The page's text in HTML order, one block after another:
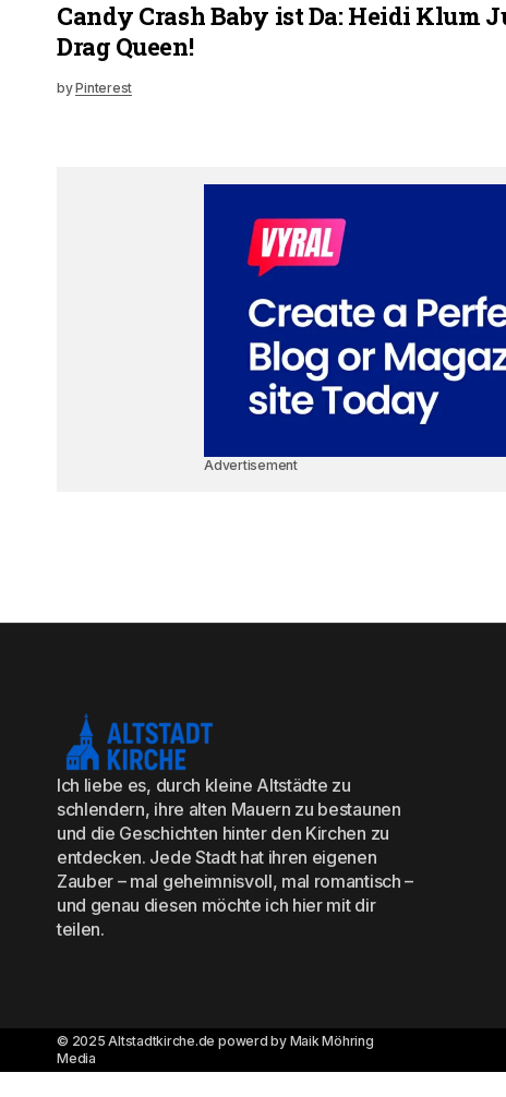
Candy Crash Baby ist Da: Heidi Klum
Drag Queen!
byPinterest
Advertisement
Ich liebe es, durch kleine Altstädte zu
schlendern, ihre alten Mauern zu bestaunen
und die Geschichten hinter den Kirchen zu
entdecken. Jede Stadt hat ihren eigenen
Zauber – mal geheimnisvoll, mal romantisch –
und genau diesen möchte ich hier mit dir
teilen.
© 2025 Altstadtkirche.de powerd by Maik Möhring
Media